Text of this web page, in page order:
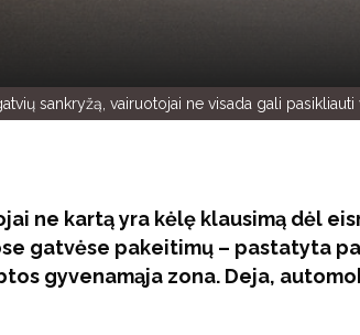
sankryžą, vairuotojai ne visada gali
ne kartą yra kėlę klausimą dėl
gatvėse pakeitimų – pastatyta
gyvenamąja zona. Deja,